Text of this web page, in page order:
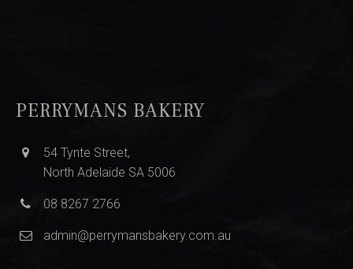
PERRYMANS BAKERY
54 Tynte Street,
North Adelaide SA 5006
08 8267 2766
admin@perrymansbakery.com.au